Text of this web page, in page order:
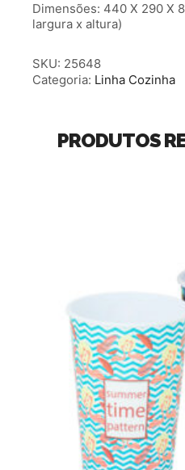
Dimensões: 440 X 290 X
largura x altura)
SKU: 25648
Categoria: Linha Cozinha
PRODUTOS